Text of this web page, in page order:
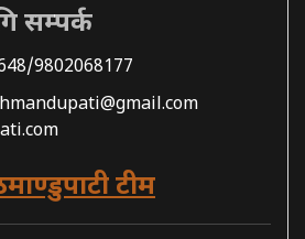
सम्पर्क
9802068177
टीम